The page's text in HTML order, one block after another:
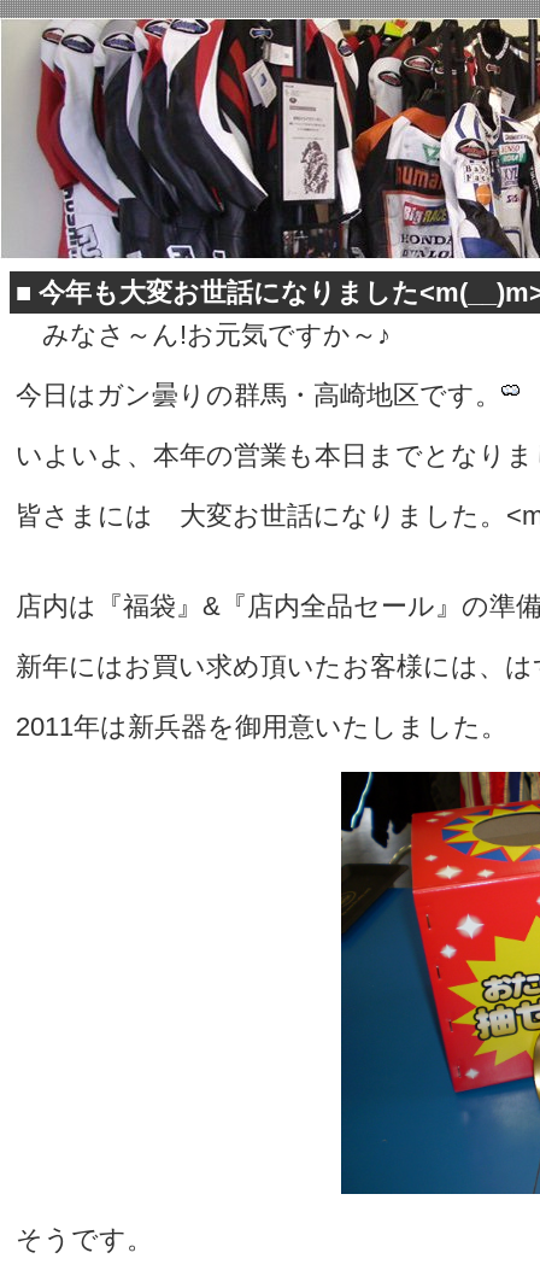
■ 今年も大変お世話になりました
みなさ～ん!お元気ですか～♪
今日はガン曇りの群馬・高崎地区です。
いよいよ、本年の営業も本日までとなり
皆さまには 大変お世話になりました。
店内は『福袋』&『店内全品セール』の準
新年にはお買い求め頂いたお客様には、
2011年は新兵器を御用意いたしました。
そうです。